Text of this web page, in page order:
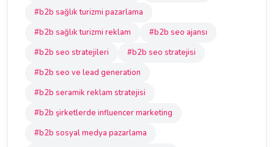
#b2b sağlık turizmi pazarlama
#b2b sağlık turizmi reklam
#b2b seo ajansı
#b2b seo stratejileri
#b2b seo stratejisi
#b2b seo ve lead generation
#b2b seramik reklam stratejisi
#b2b şirketlerde influencer marketing
#b2b sosyal medya pazarlama